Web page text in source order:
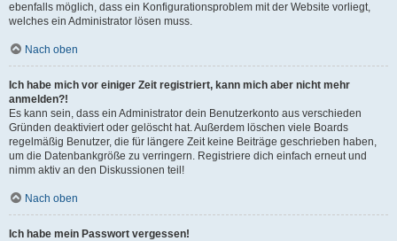
ebenfalls möglich, dass ein Konfigurationsproblem mit der Website vorliegt,
welches ein Administrator lösen muss.
Nach oben
Ich habe mich vor einiger Zeit registriert, kann mich aber nicht mehr
anmelden?!
Es kann sein, dass ein Administrator dein Benutzerkonto aus verschieden
Gründen deaktiviert oder gelöscht hat. Außerdem löschen viele Boards
regelmäßig Benutzer, die für längere Zeit keine Beiträge geschrieben haben,
um die Datenbankgröße zu verringern. Registriere dich einfach erneut und
nimm aktiv an den Diskussionen teil!
Nach oben
Ich habe mein Passwort vergessen!